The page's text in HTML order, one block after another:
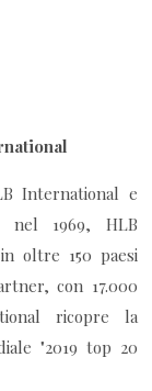
International e
nel 1969, HLB
oltre 150 paesi
con 17.000
ricopre la
"2019 top 20